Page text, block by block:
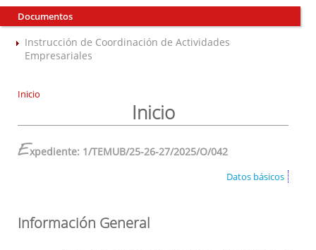
Documentos
Instrucción de Coordinación de Actividades
Empresariales
Inicio
Inicio
Expediente: 1/TEMUB/25-26-27/2025/O/042
Datos básicos
Información General